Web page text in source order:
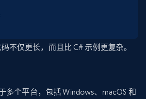
不仅更长，而且比 C# 示例更复杂。
多个平台，包括 Windows、macOS 和